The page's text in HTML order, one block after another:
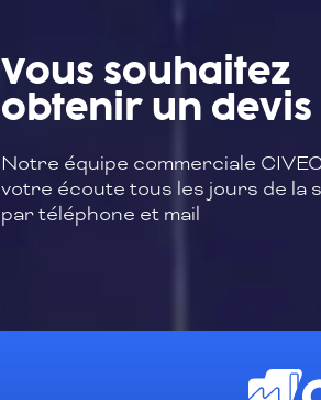
Vous souhaitez
obtenir un devis
Notre équipe commerciale
votre écoute tous les jours de la
par téléphone et mail